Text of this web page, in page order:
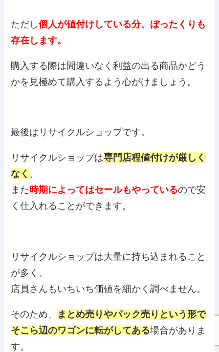
ただし個人が値付けしている分、ぼったくりも
存在します。
購入する際は間違いなく利益の出る商品かどう
かを見極めて購入するよう心がけましょう。
最後はリサイクルショップです。
リサイクルショップは専門店程値付けが厳しく
なく 、
また 時期によってはセールもやっているので安
く仕入れることができます。
リサイクルショップは大量に持ち込まれること
が多く、
店員さんもいちいち価値を細かく調べません。
そのため、
まとめ売りやパック売りという形で
そこら辺のワゴンに転がしてある場合がありま
す。